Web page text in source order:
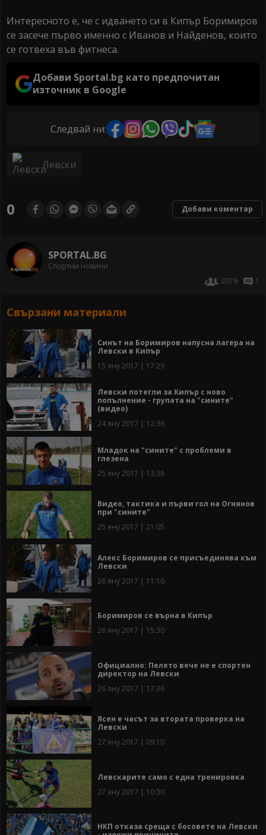
Интересното е, че с идването си в Кипър Боримиров
се засече първо именно с Иванов и Найденов, които
се готвеха във фитнеса.
Добави Sportal.bg като предпочитан
източник в Google
Следвай ни:
Левски
0 Добави коментар
SPORTAL.BG
Спортни новини
2079
1
Свързани материали
Синът на Боримиров напусна лагера на
Левски в Кипър
15 яну 2017 | 17:29
Левски потегли за Кипър с ново
попълнение - групата на "сините"
(видео)
24 яну 2017 | 12:38
Младок на "сините" с проблеми в
глезена
25 яну 2017 | 13:38
Видео, тактика и първи гол на Огнянов
при "сините"
25 яну 2017 | 21:05
Алекс Боримиров се присъединява към
Левски
26 яну 2017 | 11:16
Боримиров се върна в Кипър
26 яну 2017 | 15:30
Официално: Пелето вече не е спортен
директор на Левски
26 яну 2017 | 17:36
Ясен е часът за втората проверка на
Левски
27 яну 2017 | 09:10
Левскарите само с една тренировка
27 яну 2017 | 10:30
НКП отказа среща с босовете на Левски